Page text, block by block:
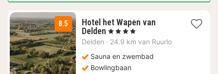
8.5
Hotel het Wapen van
Delden 1
nacht
€
102,76
, 4 Sterren
Delden · 24.9 km van Ruurlo
Sauna en zwembad
Bowlingbaan